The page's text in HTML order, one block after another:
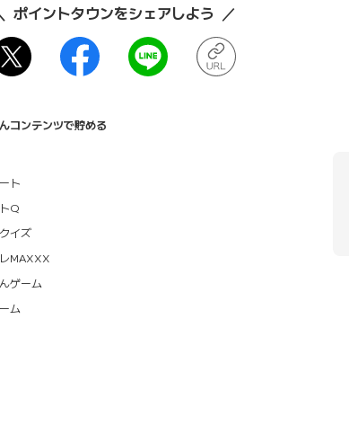
ポイントタウンをシェアしよう
コンテンツで貯める
ト
Q
イズ
MAXXX
ゲーム
ム